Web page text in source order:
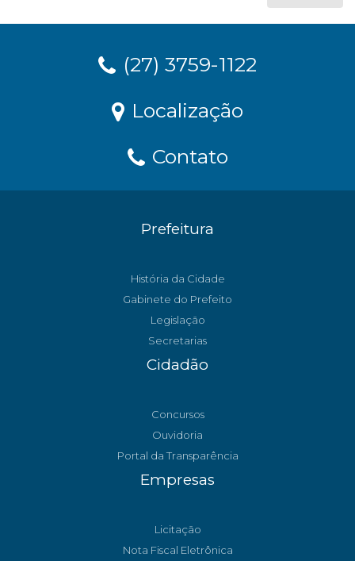
(27) 3759-1122
Localização
Contato
Prefeitura
História da Cidade
Gabinete do Prefeito
Legislação
Secretarias
Cidadão
Concursos
Ouvidoria
Portal da Transparência
Empresas
Licitação
Nota Fiscal Eletrônica